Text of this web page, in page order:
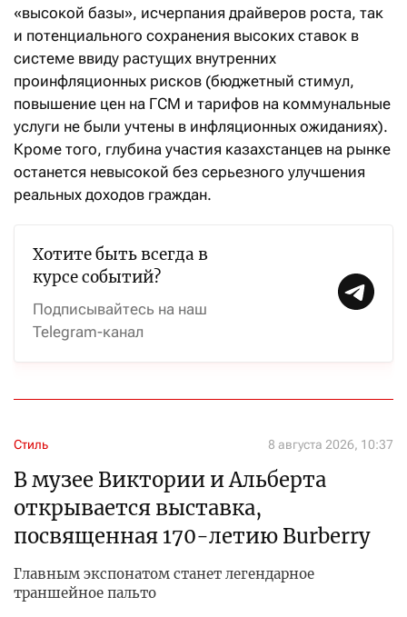
«высокой базы», исчерпания драйверов роста, так
и потенциального сохранения высоких ставок в
системе ввиду растущих внутренних
проинфляционных рисков (бюджетный стимул,
повышение цен на ГСМ и тарифов на коммунальные
услуги не были учтены в инфляционных ожиданиях).
Кроме того, глубина участия казахстанцев на рынке
останется невысокой без серьезного улучшения
реальных доходов граждан.
Хотите быть всегда в
курсе событий?
Подписывайтесь на наш
Telegram-канал
Стиль 8 августа 2026, 10:37
В музее Виктории и Альберта
открывается выставка,
посвященная 170-летию Burberry
Главным экспонатом станет легендарное
траншейное пальто